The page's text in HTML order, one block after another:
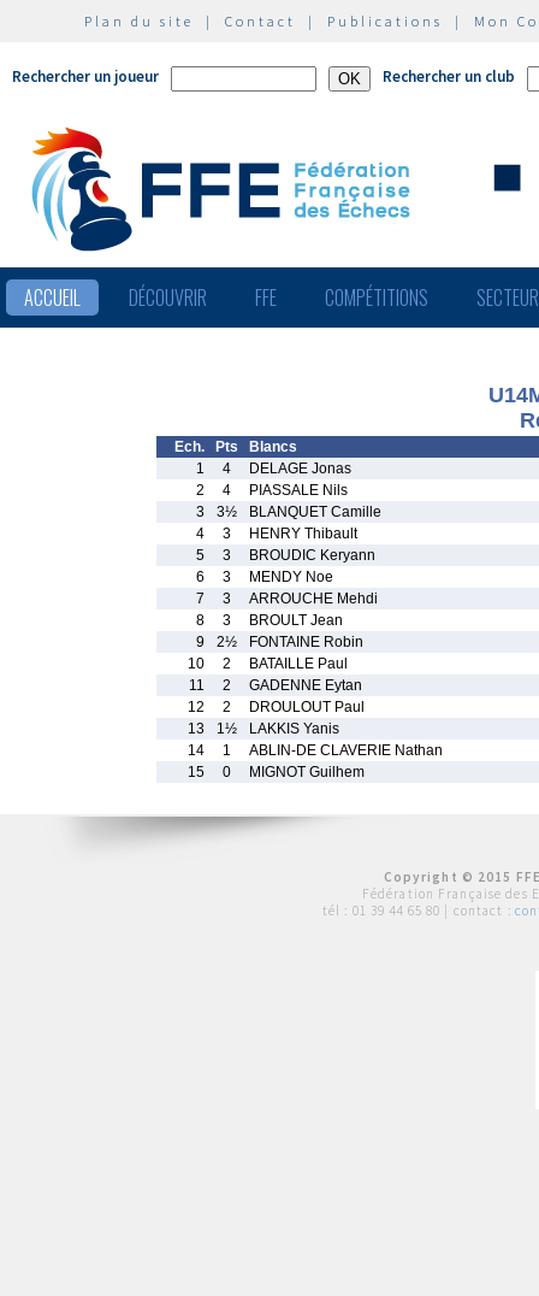
Plan du site | Contact | Publications | Mon
Rechercher un joueur Rechercher un club
ACCUEIL DÉCOUVRIR FFE COMPÉTITIONS
Ech. Pts
Blancs
1
4
DELAGE Jonas
2
4
PIASSALE Nils
3
3½
BLANQUET Camille
4
3
HENRY Thibault
5
3
BROUDIC Keryann
6
3
MENDY Noe
7
3
ARROUCHE Mehdi
8
3
BROULT Jean
9
2½
FONTAINE Robin
10
2
BATAILLE Paul
11
2
GADENNE Eytan
12
2
DROULOUT Paul
13
1½
LAKKIS Yanis
14
1
ABLIN-DE CLAVERIE Nathan
15
0 MIGNOT Guilhem
Copyright © 2015
Fédération Française des
tél : 01 39 44 65 80 | contact :